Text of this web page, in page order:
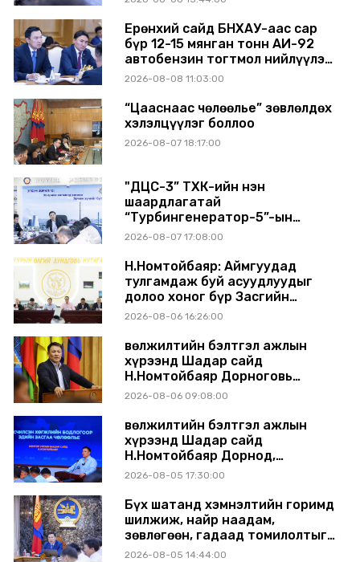
Ерөнхий сайд БНХАУ-аас сар
бүр 12-15 мянган тонн АИ-92
автобензин тогтмол нийлүүлэх
хүсэлт тавилаа
2026-08-08 11:03:00
“Цааснаас чөлөөлье” зөвлөлдөх
хэлэлцүүлэг боллоо
2026-08-07 18:17:00
"ДЦС-3” ТӨХК-ийн нэн
шаардлагатай
“Турбингенератор-5”-ын
шинэчлэлийн төсвийг
2026-08-07 17:08:00
Н.Номтойбаяр: Аймгуудад
тулгамдаж буй асуудлуудыг
долоо хоног бүр Засгийн
газрын хуралдаанд
2026-08-06 16:26:00
Өвөлжилтийн бэлтгэл ажлын
хүрээнд Шадар сайд
Н.Номтойбаяр Дорноговь
аймагт ажиллав
2026-08-06 09:08:00
Өвөлжилтийн бэлтгэл ажлын
хүрээнд Шадар сайд
Н.Номтойбаяр Дорнод,
Сүхбаатар аймагт ажиллав
2026-08-05 17:30:00
Бүх шатанд хэмнэлтийн горимд
шилжиж, найр наадам,
зөвлөгөөн, гадаад томилолтыг
хориглолоо
2026-08-05 14:44:00